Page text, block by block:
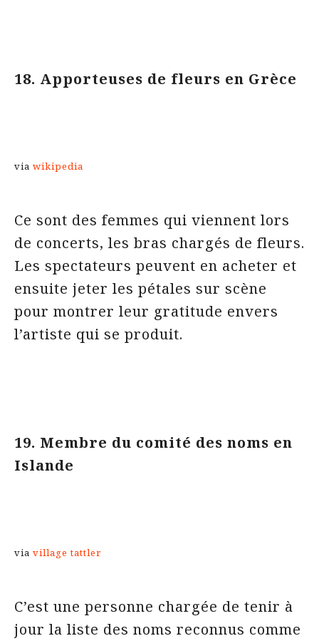
18. Apporteuses de fleurs en Grèce
via wikipedia
Ce sont des femmes qui viennent lors
de concerts, les bras chargés de fleurs.
Les spectateurs peuvent en acheter et
ensuite jeter les pétales sur scène
pour montrer leur gratitude envers
l’artiste qui se produit.
19. Membre du comité des noms en
Islande
via village tattler
C’est une personne chargée de tenir à
jour la liste des noms reconnus comme